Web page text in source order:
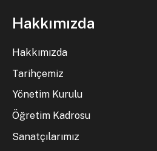
Hakkımızda
Hakkımızda
Tarihçemiz
Yönetim Kurulu
Öğretim Kadrosu
Sanatçılarımız